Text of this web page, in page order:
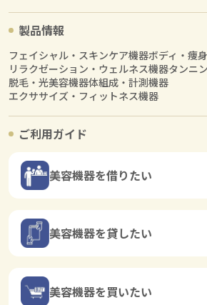
製品情報
フェイシャル・スキンケア機器ボディ・痩
リラクゼーション・ウェルネス機器タンニ
脱毛・光美容機器体組成・計測機器
エクササイズ・フィットネス機器
ご利用ガイド
美容機器を借りたい
美容機器を貸したい
美容機器を買いたい